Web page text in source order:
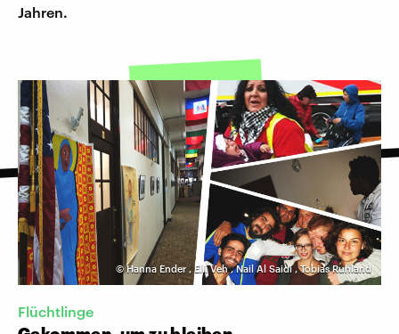
Jahren.
©Hanna Ender, Elli Veh,Nail Al Saidi,Tobias Ruhland
Flüchtlinge